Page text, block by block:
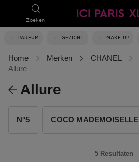
Zoeken
PARFUM GEZICHT MAKE-UP
Home Merken CHANEL
Allure
Allure
N°5 COCO MADEMOISELLE
5 Resultaten